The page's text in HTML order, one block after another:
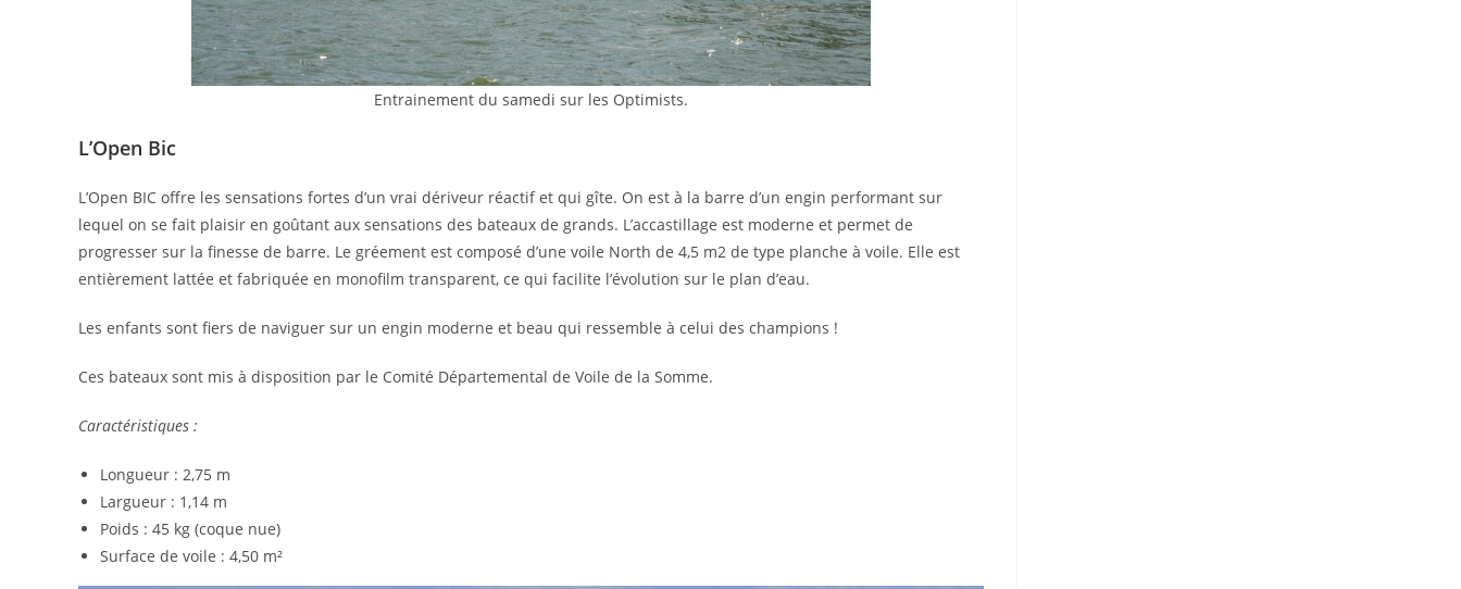
Entrainement du samedi sur les Optimists.
L’Open Bic
L’Open BIC offre les sensations fortes d’un vrai dériveur réactif et qui gîte. On est à la barre d’un engin performant sur
lequel on se fait plaisir en goûtant aux sensations des bateaux de grands. L’accastillage est moderne et permet de
progresser sur la finesse de barre. Le gréement est composé d’une voile North de 4,5 m2 de type planche à voile. Elle est
entièrement lattée et fabriquée en monofilm transparent, ce qui facilite l’évolution sur le plan d’eau.
Les enfants sont fiers de naviguer sur un engin moderne et beau qui ressemble à celui des champions !
Ces bateaux sont mis à disposition par le Comité Départemental de Voile de la Somme.
Caractéristiques :
Longueur : 2,75 m
Largueur : 1,14 m
Poids : 45 kg (coque nue)
Surface de voile : 4,50 m²